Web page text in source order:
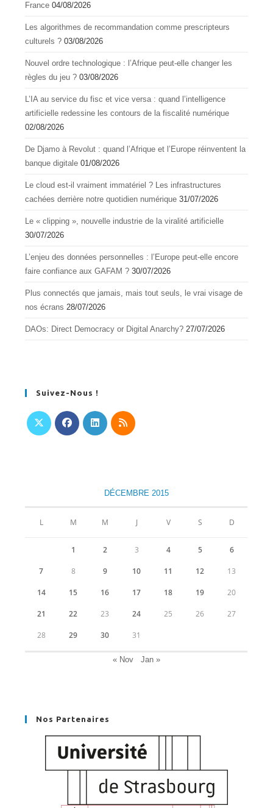
France 04/08/2026
Les algorithmes de recommandation comme prescripteurs
culturels ? 03/08/2026
Nouvel ordre technologique : l’Afrique peut-elle changer les
règles du jeu ? 03/08/2026
L’IA au service du fisc et vice versa : quand l’intelligence
artificielle redessine les contours de la fiscalité numérique
02/08/2026
De Djamo à Revolut : quand l’Afrique et l’Europe réinventent la
banque digitale 01/08/2026
Le cloud est-il vraiment immatériel ? Les infrastructures
cachées derrière notre quotidien numérique 31/07/2026
Le « clipping », nouvelle industrie de la viralité artificielle
30/07/2026
L’enjeu des données personnelles : l’Europe peut-elle encore
faire confiance aux GAFAM ? 30/07/2026
Plus connectés que jamais, mais tout seuls, le vrai visage de
nos écrans 28/07/2026
DAOs: Direct Democracy or Digital Anarchy? 27/07/2026
Suivez-Nous !
nouvel nouvel
DÉCEMBRE 2015
L M M J V S D
1 2 3 4 5 6
7 8 9 10 11 12 13
14 15 16 17 18 19 20
21 22 23 24 25 26 27
28 29 30 31
« Nov Jan »
Nos Partenaires